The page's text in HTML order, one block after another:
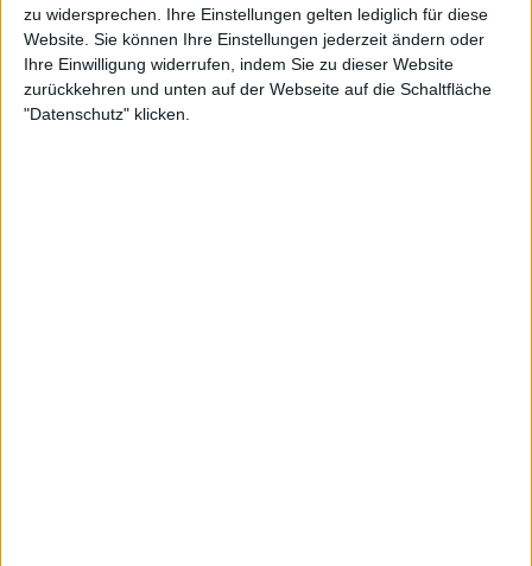
zu widersprechen. Ihre Einstellungen gelten lediglich für diese
Website. Sie können Ihre Einstellungen jederzeit ändern oder
Ihre Einwilligung widerrufen, indem Sie zu dieser Website
zurückkehren und unten auf der Webseite auf die Schaltfläche
"Datenschutz" klicken.